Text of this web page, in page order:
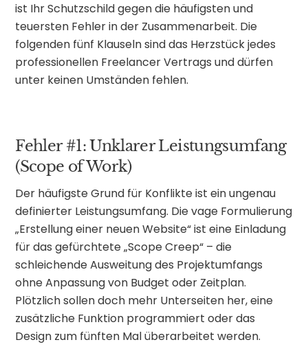
ist Ihr Schutzschild gegen die häufigsten und
teuersten Fehler in der Zusammenarbeit. Die
folgenden fünf Klauseln sind das Herzstück jedes
professionellen Freelancer Vertrags und dürfen
unter keinen Umständen fehlen.
Fehler #1: Unklarer Leistungsumfang
(Scope of Work)
Der häufigste Grund für Konflikte ist ein ungenau
definierter Leistungsumfang. Die vage Formulierung
„Erstellung einer neuen Website“ ist eine Einladung
für das gefürchtete „Scope Creep“ – die
schleichende Ausweitung des Projektumfangs
ohne Anpassung von Budget oder Zeitplan.
Plötzlich sollen doch mehr Unterseiten her, eine
zusätzliche Funktion programmiert oder das
Design zum fünften Mal überarbeitet werden.